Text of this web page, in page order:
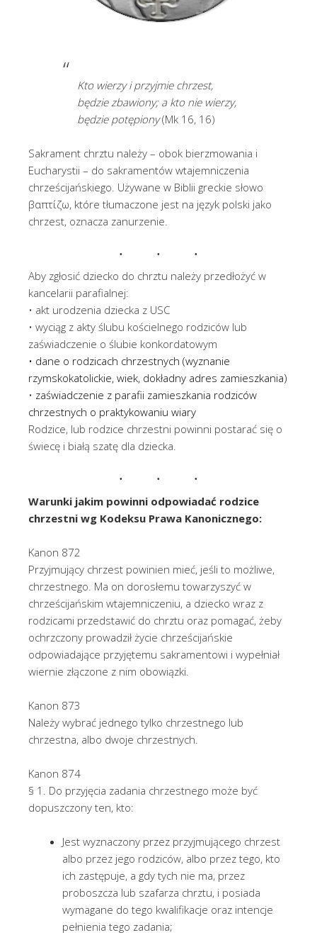
Kto wierzy i przyjmie chrzest,
będzie zbawiony; a kto nie wierzy,
będzie potępiony(Mk 16, 16)
Sakrament chrztu należy – obok bierzmowania i
Eucharystii – do sakramentów wtajemniczenia
chrześcijańskiego. Używane w Biblii greckie słowo
βαπτίζω, które tłumaczone jest na język polski jako
chrzest, oznacza zanurzenie.
Aby zgłosić dziecko do chrztu należy przedłożyć w
kancelarii parafialnej:
• akt urodzenia dziecka z USC
• wyciąg z akty ślubu kościelnego rodziców lub
zaświadczenie o ślubie konkordatowym
• dane o rodzicach chrzestnych (wyznanie
rzymskokatolickie, wiek, dokładny adres zamieszkania)
• zaświadczenie z parafii zamieszkania rodziców
chrzestnych o praktykowaniu wiary
Rodzice, lub rodzice chrzestni powinni postarać się o
świecę i białą szatę dla dziecka.
Warunki jakim powinni odpowiadać rodzice
chrzestni wg Kodeksu Prawa Kanonicznego:
Kanon 872
Przyjmujący chrzest powinien mieć, jeśli to możliwe,
chrzestnego. Ma on dorosłemu towarzyszyć w
chrześcijańskim wtajemniczeniu, a dziecko wraz z
rodzicami przedstawić do chrztu oraz pomagać, żeby
ochrzczony prowadził życie chrześcijańskie
odpowiadające przyjętemu sakramentowi i wypełniał
wiernie złączone z nim obowiązki.
Kanon 873
Należy wybrać jednego tylko chrzestnego lub
chrzestna, albo dwoje chrzestnych.
Kanon 874
§ 1. Do przyjęcia zadania chrzestnego może być
dopuszczony ten, kto:
Jest wyznaczony przez przyjmującego chrzest
albo przez jego rodziców, albo przez tego, kto
ich zastępuje, a gdy tych nie ma, przez
proboszcza lub szafarza chrztu, i posiada
wymagane do tego kwalifikacje oraz intencje
pełnienia tego zadania;